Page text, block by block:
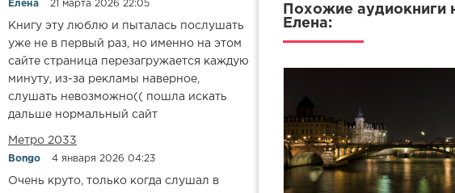
Елена 21 марта 2026 22:05
Книгу эту люблю и пыталась послушать
уже не в первый раз, но именно на этом
сайте страница перезагружается каждую
минуту, из-за рекламы наверное,
слушать невозможно(( пошла искать
дальше нормальный сайт
Метро 2033
Bongo 4 января 2026 04:23
Очень круто, только когда слушал в
Похожие аудиокниги
Елена: